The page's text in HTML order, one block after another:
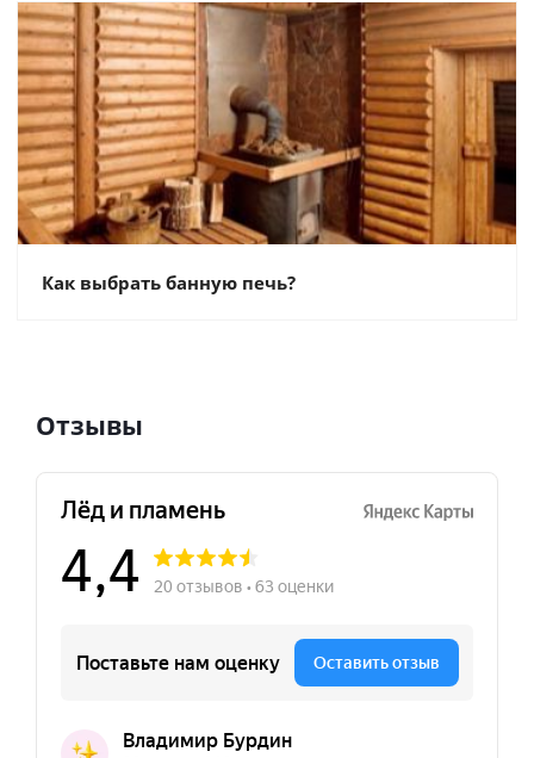
Как выбрать банную печь?
Отзывы